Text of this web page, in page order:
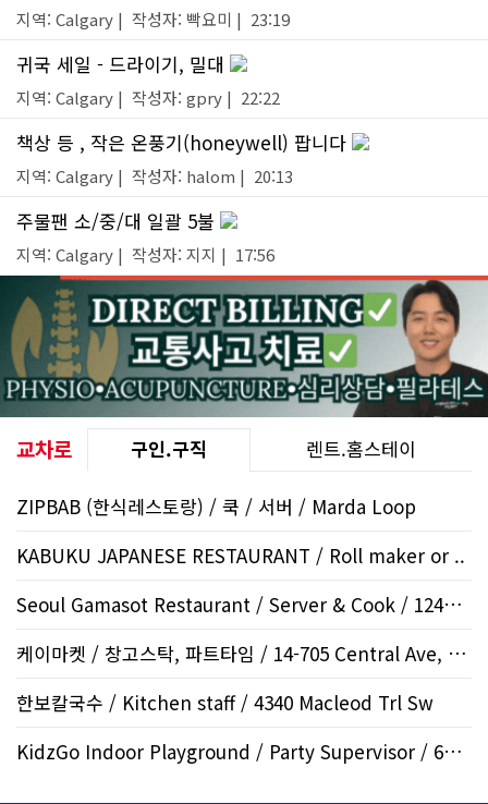
지역: Calgary | 작성자: 빡요미 | 23:19
귀국 세일 - 드라이기, 밀대
지역: Calgary | 작성자: gpry | 22:22
책상 등 , 작은 온풍기(honeywell) 팝니다
지역: Calgary | 작성자: halom | 20:13
주물팬 소/중/대 일괄 5불
지역: Calgary | 작성자: 지지 | 17:56
교차로 구인.구직 렌트.홈스테이
ZIPBAB (한식레스토랑) / 쿡 / 서버 / Marda Loop
KABUKU JAPANESE RESTAURANT / Roll maker or ..
Seoul Gamasot Restaurant / Server & Cook / 12424 Sym..
케이마켓 / 창고스탁, 파트타임 / 14-705 Central Ave, Sa..
한보칼국수 / Kitchen staff / 4340 Macleod Trl Sw
KidzGo Indoor Playground / Party Supervisor / 688 Herit..